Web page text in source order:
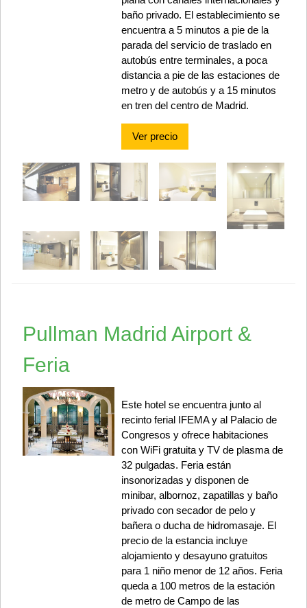
baño privado. El establecimiento se
encuentra a 5 minutos a pie de la
parada del servicio de traslado en
autobús entre terminales, a poca
distancia a pie de las estaciones de
metro y de autobús y a 15 minutos
en tren del centro de Madrid.
Ver precio
Pullman Madrid Airport &
Feria
Este hotel se encuentra junto al
recinto ferial IFEMA y al Palacio de
Congresos y ofrece habitaciones
con WiFi gratuita y TV de plasma de
32 pulgadas. Feria están
insonorizadas y disponen de
minibar, albornoz, zapatillas y baño
privado con secador de pelo y
bañera o ducha de hidromasaje. El
precio de la estancia incluye
alojamiento y desayuno gratuitos
para 1 niño menor de 12 años. Feria
queda a 100 metros de la estación
de metro de Campo de las